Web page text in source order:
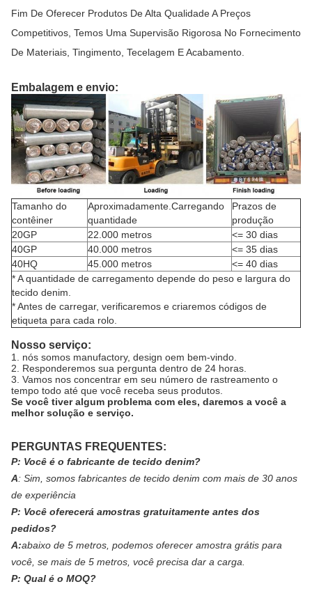
Fim De Oferecer Produtos De Alta Qualidade A Preços
Competitivos, Temos Uma Supervisão Rigorosa No Fornecimento
De Materiais, Tingimento, Tecelagem E Acabamento.
Embalagem e envio:
Tamanho do
contêiner
Aproximadamente.Carregando
quantidade
Prazos de
produção
20GP
22.000 metros
<= 30 dias
40GP
40.000 metros
<= 35 dias
40HQ
45.000 metros
<= 40 dias
* A quantidade de carregamento depende do peso e largura do
tecido denim.
* Antes de carregar, verificaremos e criaremos códigos de
etiqueta para cada rolo.
Nosso serviço:
1. nós somos manufactory, design oem bem-vindo.
2. Responderemos sua pergunta dentro de 24 horas.
3. Vamos nos concentrar em seu número de rastreamento o
tempo todo até que você receba seus produtos.
Se você tiver algum problema com eles, daremos a você a
melhor solução e serviço.
PERGUNTAS FREQUENTES:
P: Você é o fabricante de tecido denim?
A: Sim, somos fabricantes de tecido denim com mais de 30 anos
de experiência
P: Você oferecerá amostras gratuitamente antes dos
pedidos?
A:abaixo de 5 metros, podemos oferecer amostra grátis para
você, se mais de 5 metros, você precisa dar a carga.
P: Qual é o MOQ?